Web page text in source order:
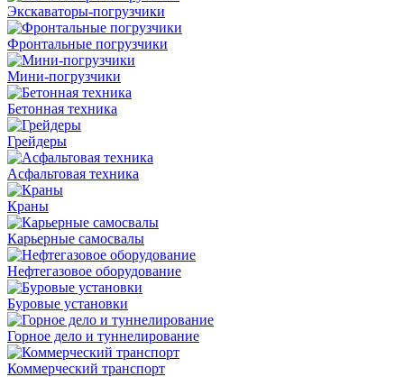
Экскаваторы-погрузчики
Фронтальные погрузчики
Мини-погрузчики
Бетонная техника
Грейдеры
Асфальтовая техника
Краны
Карьерные самосвалы
Нефтегазовое оборудование
Буровые установки
Горное дело и туннелирование
Коммерческий транспорт